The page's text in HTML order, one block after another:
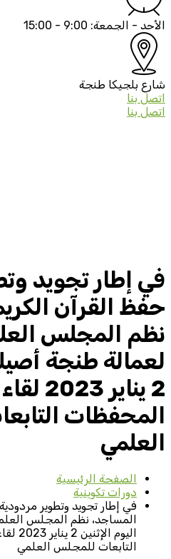
الأحد - الجمعة: 9:00 - 15:00
شارع بلجيكا طنجة
اتصل بنا
اتصل بنا
في إطار تجويد
حفظ القرآن
نظم المجلس
لعمالة طنجة
2
المحفظات
العلمي
الصفحة الرئيسية
دورات تكوينية
في إطار تجويد وتطوير
المساجد، نظم المجلس
التابعات للمجلس العلمي